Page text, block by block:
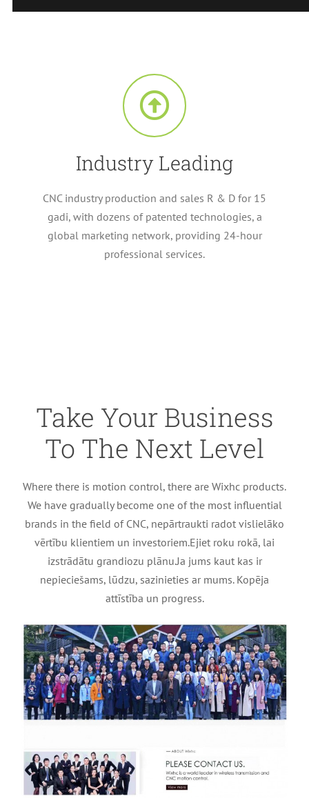
Industry Leading
CNC industry production and sales R & D for 15
gadi, with dozens of patented technologies, a
global marketing network, providing 24-hour
professional services.
Take Your Business
To The Next Level
Where there is motion control, there are Wixhc products.
We have gradually become one of the most influential
brands in the field of CNC, nepārtraukti radot vislielāko
vērtību klientiem un investoriem.Ejiet roku rokā, lai
izstrādātu grandiozu plānu.Ja jums kaut kas ir
nepieciešams, lūdzu, sazinieties ar mums. Kopēja
attīstība un progress.